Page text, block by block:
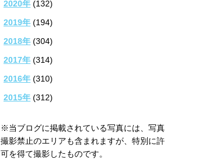
2020年 (132)
2019年 (194)
2018年 (304)
2017年 (314)
2016年 (310)
2015年 (312)
※当ブログに掲載されている写真には、写真
撮影禁止のエリアも含まれますが、特別に許
可を得て撮影したものです。